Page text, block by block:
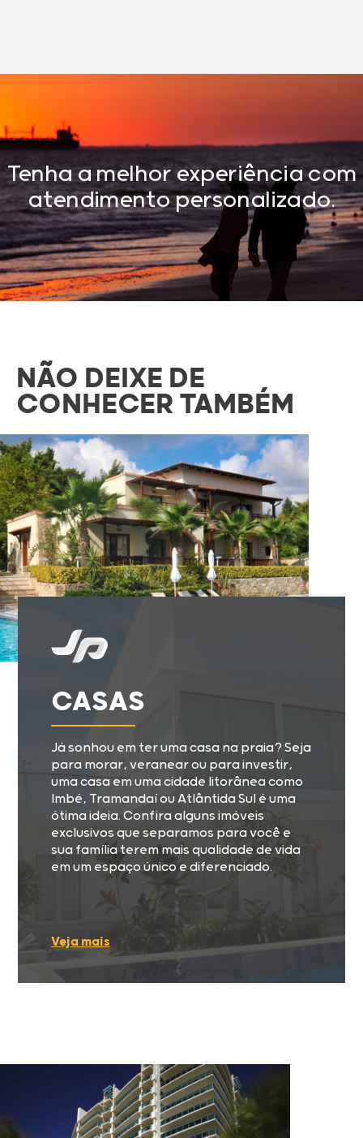
Tenha a melhor experiência com
atendimento personalizado.
NÃO DEIXE DE
CONHECER TAMBÉM
CASAS
Já sonhou em ter uma casa na praia? Seja
para morar, veranear ou para investir,
uma casa em uma cidade litorânea como
Imbé, Tramandaí ou Atlântida Sul é uma
ótima ideia. Confira alguns imóveis
exclusivos que separamos para você e
sua família terem mais qualidade de vida
em um espaço único e diferenciado.
Veja mais